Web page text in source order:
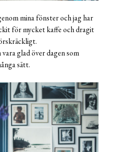
mina fönster och jag har
för mycket kaffe och dragit
glad över dagen som
sätt.